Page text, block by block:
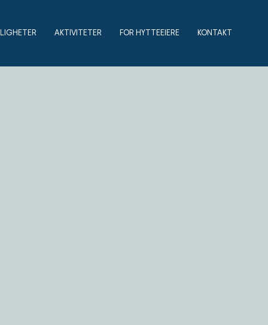
AKTIVITETER FOR HYTTEEIERE KONTAKT